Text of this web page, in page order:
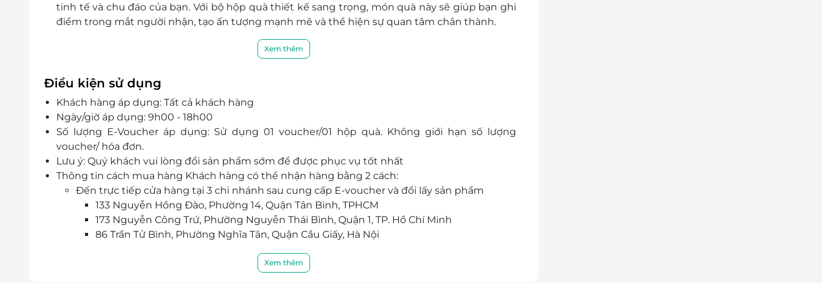
tinh tế và chu đáo của bạn. Với bộ hộp quà thiết kế sang trọng, món quà này sẽ giúp bạn ghi
điểm trong mắt người nhận, tạo ấn tượng mạnh mẽ và thể hiện sự quan tâm chân thành.
Xem thêm
Điều kiện sử dụng
Khách hàng áp dụng: Tất cả khách hàng
Ngày/giờ áp dụng: 9h00 - 18h00
Số lượng E-Voucher áp dụng: Sử dụng 01 voucher/01 hộp quà. Không giới hạn số lượng
voucher/ hóa đơn.
Lưu ý: Quý khách vui lòng đổi sản phẩm sớm để được phục vụ tốt nhất
Thông tin cách mua hàng Khách hàng có thể nhận hàng bằng 2 cách:
Đến trực tiếp cửa hàng tại 3 chi nhánh sau cung cấp E-voucher và đổi lấy sản phẩm
133 Nguyễn Hồng Đào, Phường 14, Quận Tân Bình, TPHCM
173 Nguyễn Công Trứ, Phường Nguyễn Thái Bình, Quận 1, TP. Hồ Chí Minh
86 Trần Tử Bình, Phường Nghĩa Tân, Quận Cầu Giấy, Hà Nội
Xem thêm